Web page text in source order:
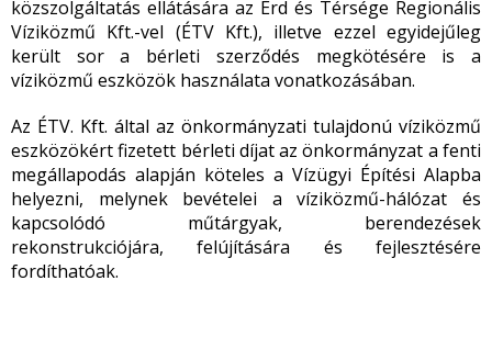
közszolgáltatás ellátására az Érd és Térsége Regionális
Víziközmű Kft.-vel (ÉTV Kft.), illetve ezzel egyidejűleg
került sor a bérleti szerződés megkötésére is a
víziközmű eszközök használata vonatkozásában.
Az ÉTV. Kft. által az önkormányzati tulajdonú víziközmű
eszközökért fizetett bérleti díjat az önkormányzat a fenti
megállapodás alapján köteles a Vízügyi Építési Alapba
helyezni, melynek bevételei a víziközmű-hálózat és
kapcsolódó műtárgyak, berendezések
rekonstrukciójára, felújítására és fejlesztésére
fordíthatóak.